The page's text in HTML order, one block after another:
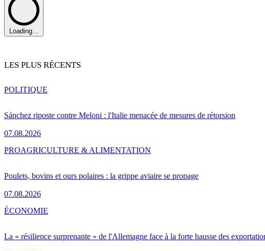
Loading...
LES PLUS RÉCENTS
Sánchez riposte contre Meloni : l'Italie menacée de mesures de rétorsion
07.08.2026
POLITIQUE
Poulets, bovins et ours polaires : la grippe aviaire se propage
07.08.2026
PROAGRICULTURE & ALIMENTATION
La « résilience surprenante » de l'Allemagne face à la forte hausse des
ÉCONOMIE